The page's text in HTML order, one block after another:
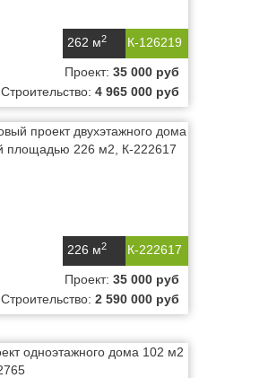
К-126219
262 м2
Проект: 35 000 руб
Строительство: 4 965 000 руб
К-222617
226 м2
Проект: 35 000 руб
Строительство: 2 590 000 руб